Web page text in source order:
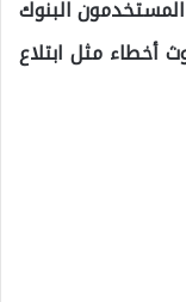
البنوك
أخطاء مثل ابتلاع